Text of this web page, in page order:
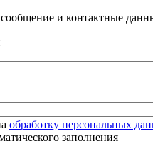
и контактные
обработку персональных
заполнения